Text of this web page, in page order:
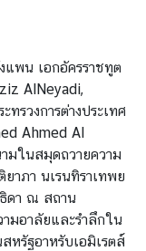
พน เอกอัครราชทูต
AlNeyadi,
รวงการต่างประเทศ
Ahmed Al
มในสมุดถวายความ
าภา นเรนทิราเทพย
ดา ณ สถาน
มอาลัยและรำลึกใน
รัฐอาหรับเอมิเรตส์